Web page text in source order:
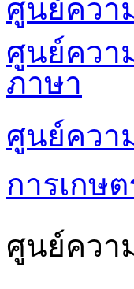
ศูนย์ควา
ศูนย์ควา
ภาษา
ศูนย์ควา
การเกษ
ศูนย์ควา